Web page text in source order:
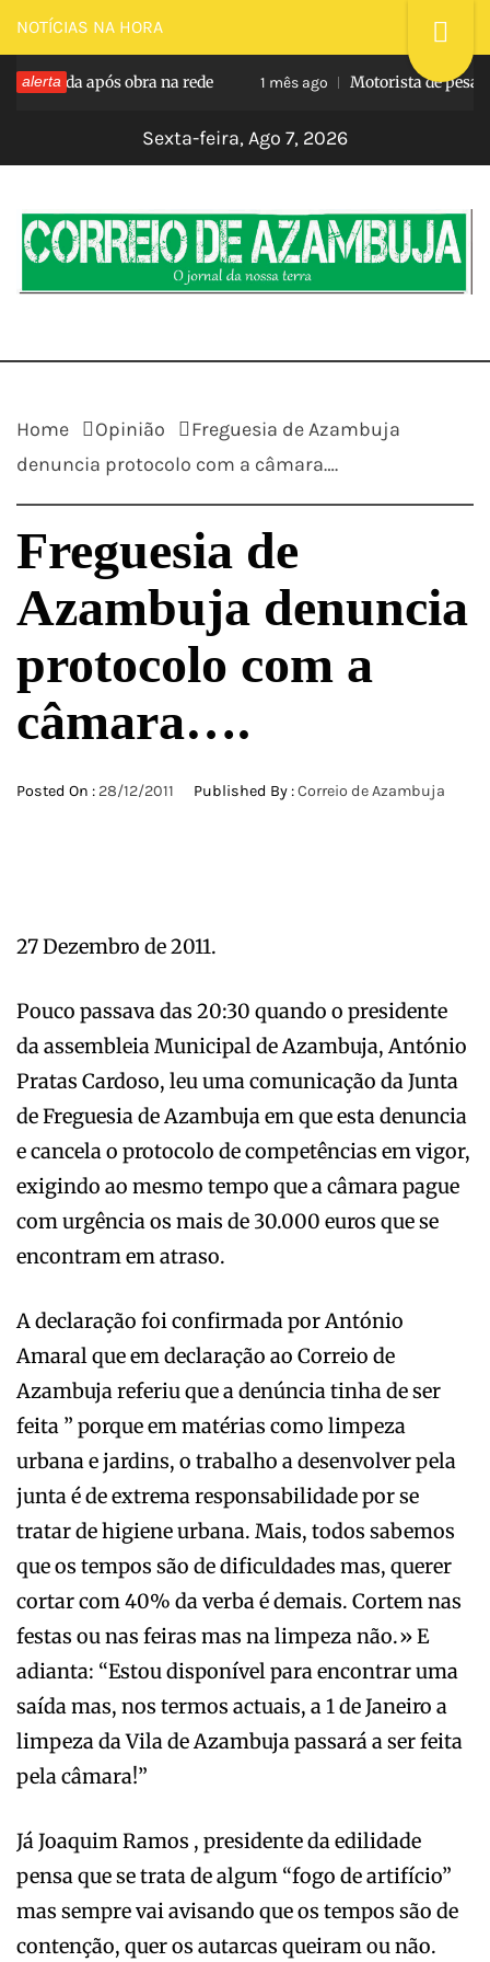
Skip
to
content
NOTÍCIAS NA HORA
alerta após obra na rede 1 mês ago Motorista de
Sexta-feira, Ago 7, 2026
CORREIO DE
O jornal da nossa terra
Home Opinião
Freguesia de Azambuja
denuncia protocolo com a câmara….
Freguesia de
Azambuja denuncia
protocolo com a
câmara….
Posted On : 28/12/2011 Published By :Correio de Azambuja
27 Dezembro de 2011.
Pouco passava das 20:30 quando o presidente
da assembleia Municipal de Azambuja, António
Pratas Cardoso, leu uma comunicação da Junta
de Freguesia de Azambuja em que esta denuncia
e cancela o protocolo de competências em vigor,
exigindo ao mesmo tempo que a câmara pague
com urgência os mais de 30.000 euros que se
encontram em atraso.
A declaração foi confirmada por António
Amaral que em declaração ao Correio de
Azambuja referiu que a denúncia tinha de ser
feita ” porque em matérias como limpeza
urbana e jardins, o trabalho a desenvolver pela
junta é de extrema responsabilidade por se
tratar de higiene urbana. Mais, todos sabemos
que os tempos são de dificuldades mas, querer
cortar com 40% da verba é demais. Cortem nas
festas ou nas feiras mas na limpeza não.» E
adianta: “Estou disponível para encontrar uma
saída mas, nos termos actuais, a 1 de Janeiro a
limpeza da Vila de Azambuja passará a ser feita
pela câmara!”
Já Joaquim Ramos , presidente da edilidade
pensa que se trata de algum “fogo de artifício”
mas sempre vai avisando que os tempos são de
contenção, quer os autarcas queiram ou não.